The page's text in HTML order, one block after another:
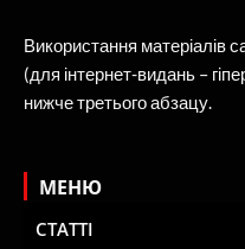
Використання матеріалів
(для інтернет-видань –
нижче третього абзацу.
МЕНЮ
СТАТТІ